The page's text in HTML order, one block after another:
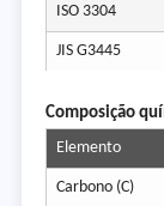
ISO 3304
JIS G3445
Composição
Elemento
Carbono (C)